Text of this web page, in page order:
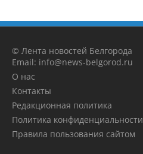
© Лента новостей Белгорода
Email: info@news-belgorod.ru
О нас
Контакты
Редакционная политика
Политика конфиденциальности
Правила пользования сайтом